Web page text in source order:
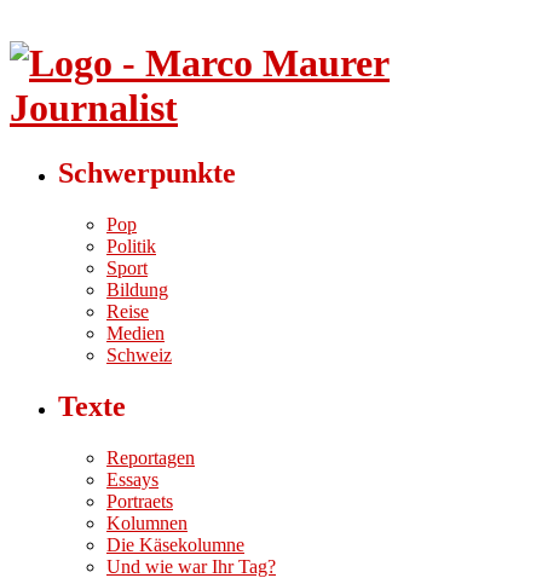
Schwerpunkte
Pop
Politik
Sport
Bildung
Reise
Medien
Schweiz
Texte
Reportagen
Essays
Portraets
Kolumnen
Die Käsekolumne
Und wie war Ihr Tag?